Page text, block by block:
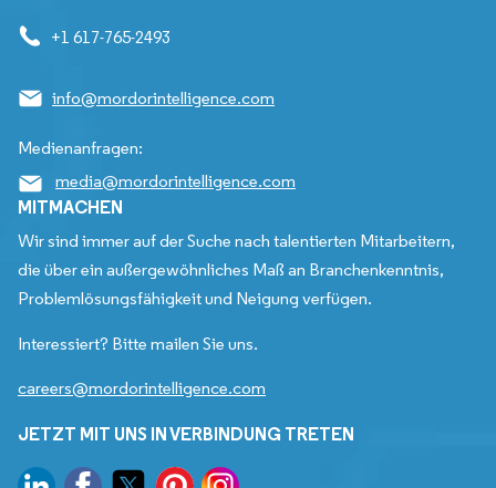
+1 617-765-2493
info@mordorintelligence.com
Medienanfragen:
media@mordorintelligence.com
MITMACHEN
Wir sind immer auf der Suche nach talentierten Mitarbeitern,
die über ein außergewöhnliches Maß an Branchenkenntnis,
Problemlösungsfähigkeit und Neigung verfügen.
Interessiert? Bitte mailen Sie uns.
careers@mordorintelligence.com
JETZT MIT UNS IN VERBINDUNG TRETEN